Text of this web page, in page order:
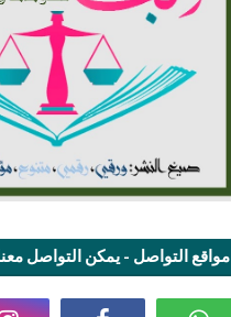
مواقع التواصل - يمكن التواصل